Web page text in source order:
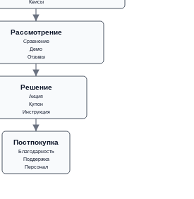
Кейсы
Рассмотрение
Сравнение
Демо
Отзывы
Решение
Акция
Купон
Инструкция
Постпокупка
Благодарность
Поддержка
Персонал